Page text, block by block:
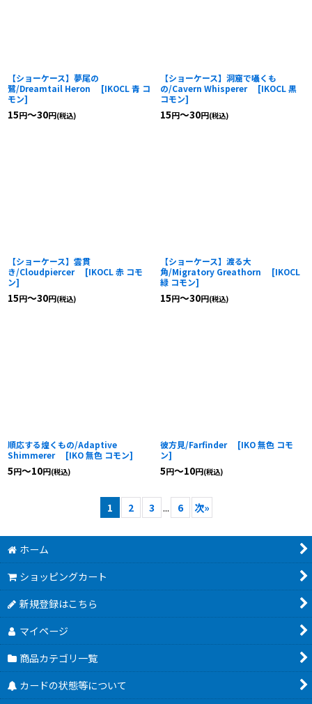
【ショーケース】夢尾の
鷺/Dreamtail Heron
[IKOCL 青 コ
モン]
15円～30円(税込)
【ショーケース】洞窟で囁くも
の/Cavern Whisperer
[IKOCL 黒
コモン]
15円～30円(税込)
【ショーケース】雲貫
き/Cloudpiercer
[IKOCL 赤 コモ
ン]
15円～30円(税込)
【ショーケース】渡る大
角/Migratory Greathorn
[IKOCL
緑 コモン]
15円～30円(税込)
順応する煌くもの/Adaptive
Shimmerer
[IKO 無色 コモン]
5円～10円(税込)
彼方見/Farfinder [IKO 無色 コモ
ン]
5円～10円(税込)
1 2 3 ... 6 次»
ホーム
ショッピングカート
新規登録はこちら
マイページ
商品カテゴリ一覧
カードの状態等について